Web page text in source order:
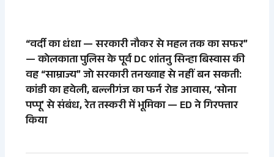
“वर्दी का धंधा — सरकारी नौकर से महल तक का सफर”
— कोलकाता पुलिस के पूर्व DC शांतनु सिन्हा बिस्वास की
वह “साम्राज्य” जो सरकारी तनख्वाह से नहीं बन सकती:
कांडी का हवेली, बल्लीगंज का फर्न रोड आवास, ‘सोना
पप्पू’ से संबंध, रेत तस्करी में भूमिका — ED ने गिरफ्तार
किया